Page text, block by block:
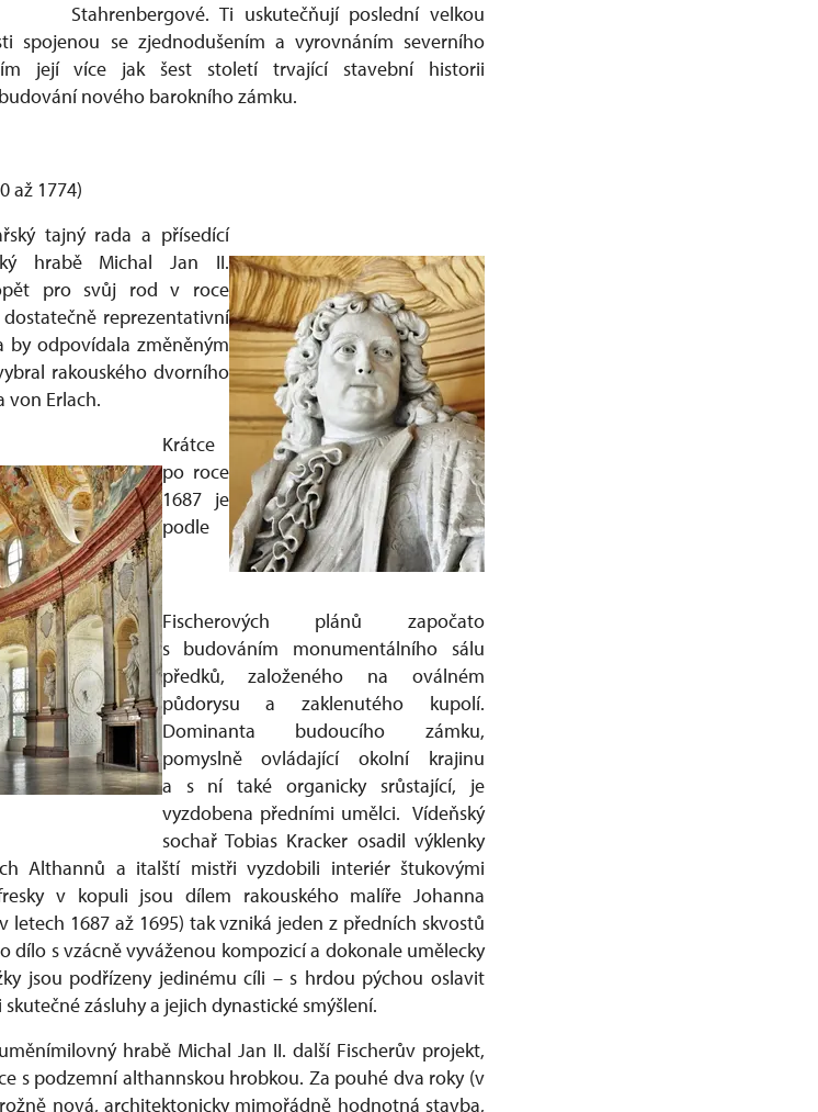
Stahrenbergové. Ti uskutečňují poslední velkou
spojenou se zjednodušením a vyrovnáním severního
její více jak šest století trvající stavební historii
nového barokního zámku.
až 1774)
tajný rada a přísedící
hrabě Michal Jan II.
pro svůj rod v roce
reprezentativní
by odpovídala změněným
rakouského dvorního
von Erlach.
Krátce
po roce
1687 je
podle
Fischerových plánů započato
s budováním monumentálního sálu
předků, založeného na oválném
půdorysu a zaklenutého kupolí.
Dominanta budoucího zámku,
pomyslně ovládající okolní krajinu
a s ní také organicky srůstající, je
vyzdobena předními umělci. Vídeňský
sochař Tobias Kracker osadil výklenky
Althannů a italští mistři vyzdobili interiér štukovými
v kopuli jsou dílem rakouského malíře Johanna
letech 1687 až 1695) tak vzniká jeden z předních skvostů
dílo s vzácně vyváženou kompozicí a dokonale umělecky
jsou podřízeny jedinému cíli – s hrdou pýchou oslavit
zásluhy a jejich dynastické smýšlení.
hrabě Michal Jan II. další Fischerův projekt,
s podzemní althannskou hrobkou. Za pouhé dva roky (v
nová, architektonicky mimořádně hodnotná stavba,